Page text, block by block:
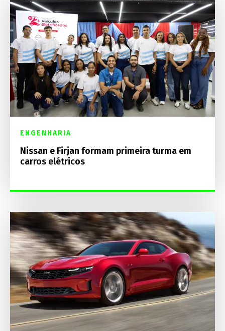
ENGENHARIA
Nissan e Firjan formam primeira turma em
carros elétricos